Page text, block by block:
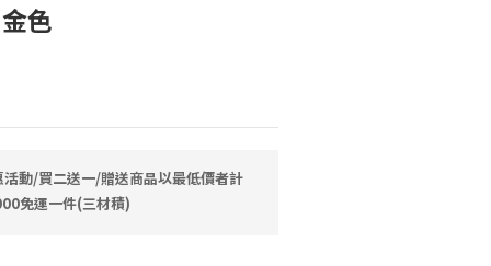
色
動/買二送一/贈送商品以最低價者計
免運一件(三材積)